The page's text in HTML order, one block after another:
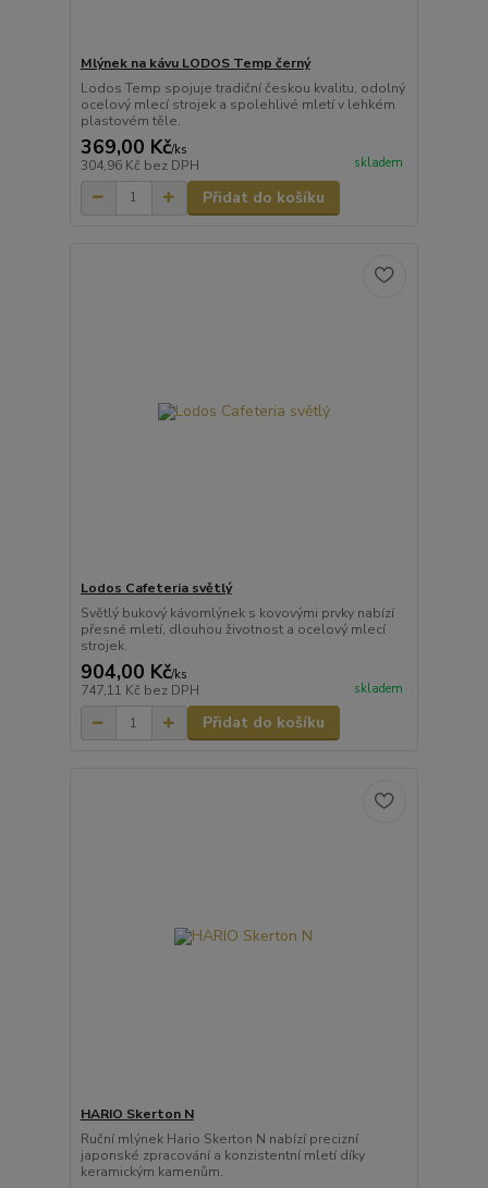
Mlýnek na kávu LODOS Temp černý
Lodos Temp spojuje tradiční českou kvalitu, odolný
ocelový mlecí strojek a spolehlivé mletí v lehkém
plastovém těle.
369,00 Kč/ks
304,96 Kč bez DPH skladem
Přidat do košíku
Lodos Cafeteria světlý
Světlý bukový kávomlýnek s kovovými prvky nabízí
přesné mletí, dlouhou životnost a ocelový mlecí
strojek.
904,00 Kč/ks
747,11 Kč bez DPH skladem
Přidat do košíku
HARIO Skerton N
Ruční mlýnek Hario Skerton N nabízí precizní
japonské zpracování a konzistentní mletí díky
keramickým kamenům.